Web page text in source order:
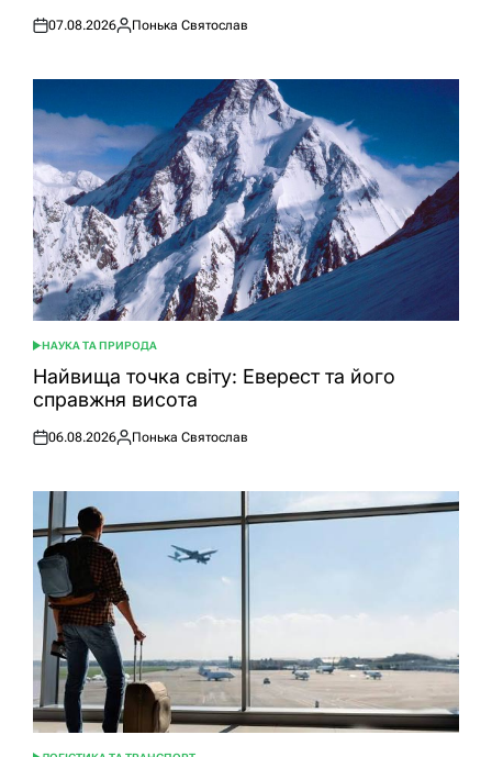
Оприлюднено
07.08.2026
Опубліковано
Понька Святослав
ОПУБЛІКУВАТИ
У
НАУКА ТА ПРИРОДА
Найвища точка світу: Еверест та його
справжня висота
Оприлюднено
06.08.2026
Опубліковано
Понька Святослав